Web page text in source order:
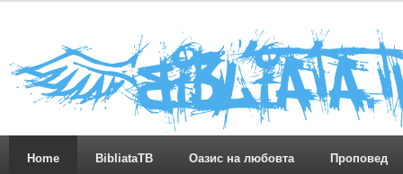
Home BibliataTB Оазис на любовта Проповед